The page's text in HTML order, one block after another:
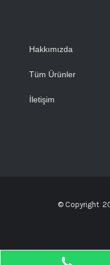
Hakkımızda
Tüm Ürünler
İletişim
© Copyright